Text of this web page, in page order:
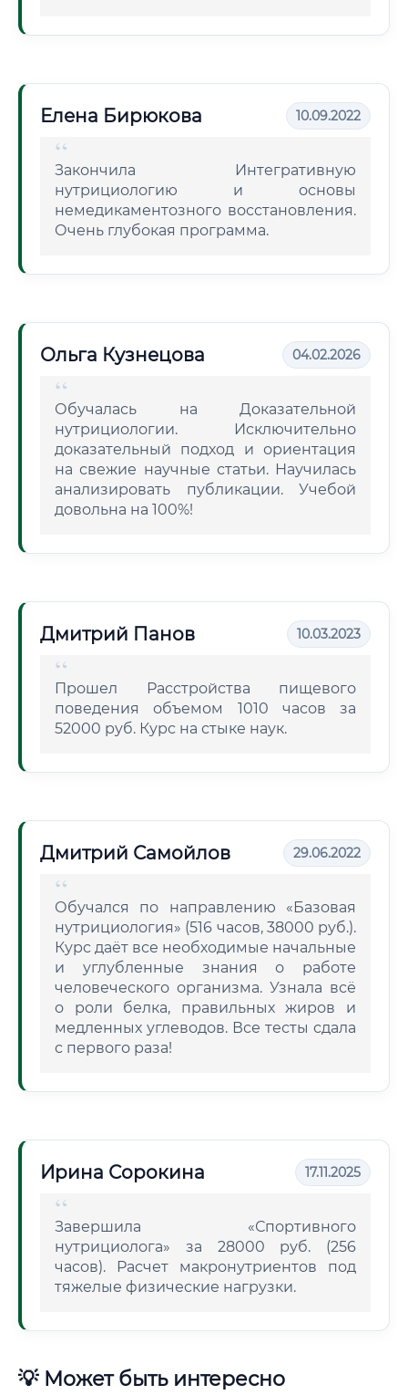
Елена Бирюкова 10.09.2022
Закончила Интегративную
нутрициологию и основы
немедикаментозного восстановления.
Очень глубокая программа.
Ольга Кузнецова 04.02.2026
Обучалась на Доказательной
нутрициологии. Исключительно
доказательный подход и ориентация
на свежие научные статьи. Научилась
анализировать публикации. Учебой
довольна на 100%!
Дмитрий Панов 10.03.2023
Прошел Расстройства пищевого
поведения объемом 1010 часов за
52000 руб. Курс на стыке наук.
Дмитрий Самойлов 29.06.2022
Обучался по направлению «Базовая
нутрициология» (516 часов, 38000 руб.).
Курс даёт все необходимые начальные
и углубленные знания о работе
человеческого организма. Узнала всё
о роли белка, правильных жиров и
медленных углеводов. Все тесты сдала
с первого раза!
Ирина Сорокина 17.11.2025
Завершила «Спортивного
нутрициолога» за 28000 руб. (256
часов). Расчет макронутриентов под
тяжелые физические нагрузки.
💡 Может быть интересно